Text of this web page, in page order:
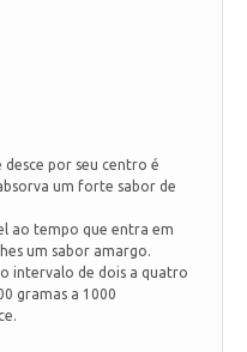
desce por seu centro é
um forte sabor de
ao tempo que entra em
um sabor amargo.
intervalo de dois a quatro
gramas a 1000